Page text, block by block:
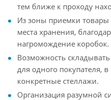
тем ближе к проходу
Из зоны приемки товары
места хранения,
нагромождение коробок.
Возможность
для одного покупателя,
конкретные стеллажи.
Организация разумной